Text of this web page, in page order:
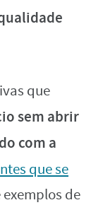
que
sem abrir
com a
que se
exemplos de